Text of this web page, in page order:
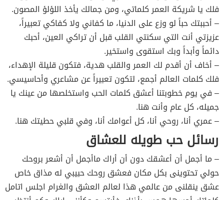
فلك يا شريكة العمر كلماتي، ومن جمالك يأخذ اللؤلؤ المصون.
– أحببتك حباً لو وزع على الدنيا، ما كفاني ولا كفاكي تعبيراً،
عزيزتي أنت التي سكنتي القلب قبل أن تراكي العين، أحبك
دائماً وأبداً وبك استقوى واستخير.
– أخاف أن أقدم لك العمر والقلب هدية، فتكون قليلة الإهداء،
فلك كلمات العالم أجمع، لتكون تعبيراً عن مشاعري وأحاسيسي.
– في يوم خطوبتنا أعشق كلمات الحب واستخلصها من عينك يا
جميله، كل عام وأنت هنا.
– عمري أنا، روحي أنا، كل أعوامك أنا، وفي قلبي حطيتك هنا.
رسائل حب طويله للعشاق
– ما أجمل أن أعشقك دون أن أراك ماأجمل أن أشعر بروحك
حولي تحتوينى بكل مكان فعشق روحك حبيبي له مذاق خاص
عشق ينقلنى من عالمي هذا لعالم العشق والغرام اجلس اتامل